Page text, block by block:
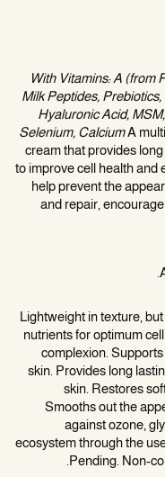
With Vitamins: A (from
Milk Peptides,
Hyaluronic Acid,
Selenium, CalciumA
cream that provides
to improve cell health and
help prevent the
and repair,
Lightweight in texture,
nutrients for optimum
complexion.
skin. Provides long
skin. Restores
Smooths out the
against ozone,
ecosystem through the
Pending. Non-